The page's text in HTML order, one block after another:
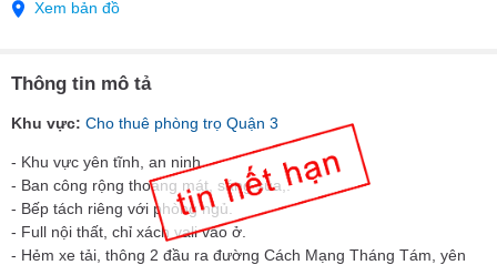
Xem bản đồ
Thông tin mô tả
Khu vực: Cho thuê phòng trọ Quận 3
- Khu vực yên tĩnh, an ninh.
- Ban công rộng thoáng mát, sáng sủa,.
- Bếp tách riêng với phòng ngủ.
- Full nội thất, chỉ xách vali vào ở.
- Hẻm xe tải, thông 2 đầu ra đường Cách Mạng Tháng Tám, yên